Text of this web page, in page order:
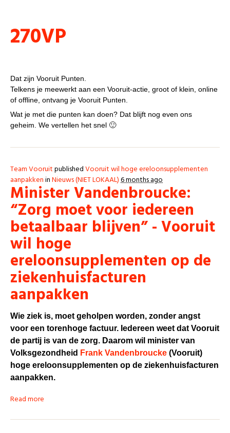
270VP
Dat zijn Vooruit Punten.
Telkens je meewerkt aan een Vooruit-actie, groot of klein, online
of offline, ontvang je Vooruit Punten.
Wat je met die punten kan doen? Dat blijft nog even ons
geheim. We vertellen het snel 🙂
Team VooruitpublishedVooruit wil hoge ereloonsupplementen
aanpakkeninNieuws (NIET LOKAAL)6 months ago
Minister Vandenbroucke:
“Zorg moet voor iedereen
betaalbaar blijven” - Vooruit
wil hoge
ereloonsupplementen op de
ziekenhuisfacturen
aanpakken
Wie ziek is, moet geholpen worden, zonder angst
voor een torenhoge factuur. Iedereen weet dat Vooruit
de partij is van de zorg. Daarom wil minister van
Volksgezondheid Frank Vandenbroucke (Vooruit)
hoge ereloonsupplementen op de ziekenhuisfacturen
aanpakken.
Read more